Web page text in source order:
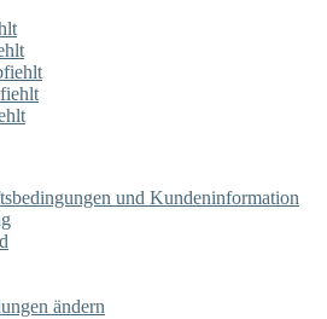
und Kundeninformation
ändern